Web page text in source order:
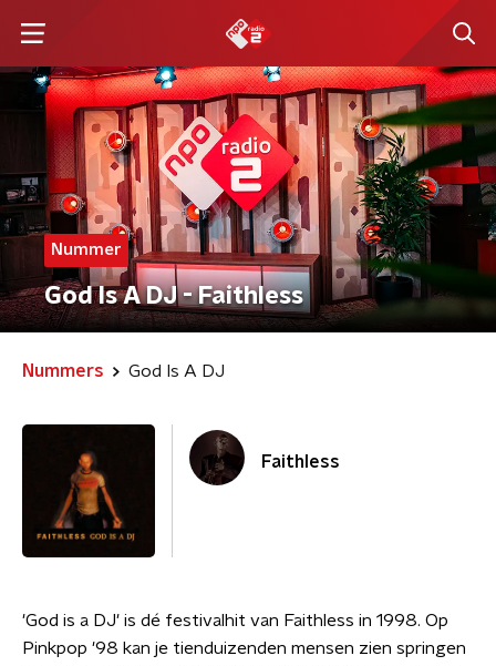
Nummer
God Is A DJ - Faithless
Nummers God Is A DJ
Faithless
'God is a DJ' is dé festivalhit van Faithless in 1998. Op
Pinkpop '98 kan je tienduizenden mensen zien springen